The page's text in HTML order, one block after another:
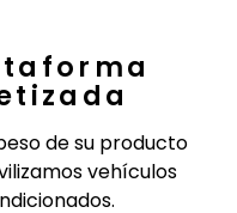
de su producto
vehículos